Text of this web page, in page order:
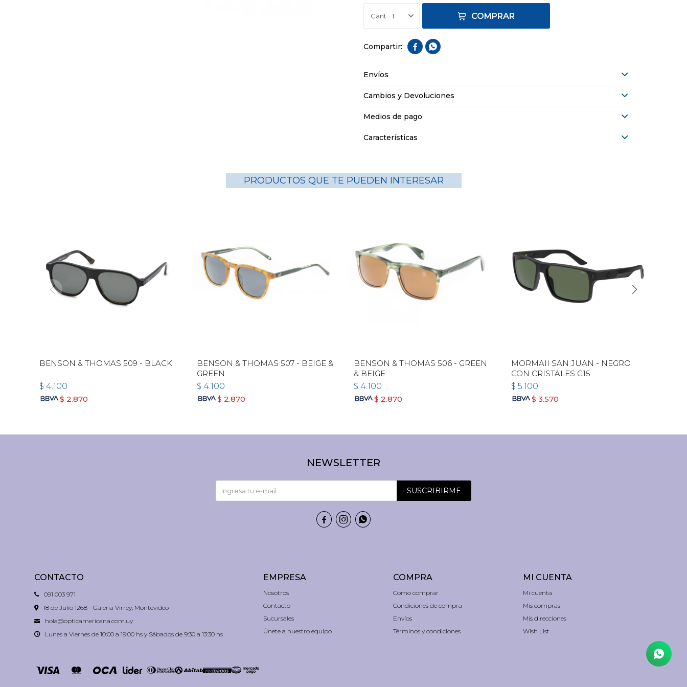
1 COMPRAR
 
Envíos
Cambios y Devoluciones
Medios de pago
Características
PRODUCTOS QUE TE PUEDEN INTERESAR
BENSON & THOMAS 509 - BLACK
$ 4.100
$ 2.870
BENSON & THOMAS 507 - BEIGE &
GREEN
$ 4.100
$ 2.870
BENSON & THOMAS 506 - GREEN
& BEIGE
$ 4.100
$ 2.870
MORMAII SAN JUAN - NEGRO
CON CRISTALES G15
$ 5.100
$ 3.570
CONTACTO
091 003 971
18 de Julio 1268 - Galería Virrey, Montevideo
hola@opticamericana.com.uy
Lunes a Viernes de 10:00 a 19:00 hs y Sábados de 9:30 a 13:30 hs
EMPRESA
Nosotros
Contacto
Sucursales
Únete a nuestro equipo
COMPRA
Como comprar
Condiciones de compra
Envíos
Términos y condiciones
MI CUENTA
Mi cuenta
Mis compras
Mis direcciones
Wish List
NEWSLETTER
SUSCRIBIRME
  